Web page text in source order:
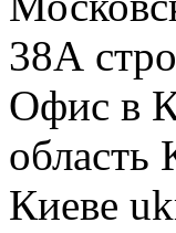
38А
Офис в
область
Киеве